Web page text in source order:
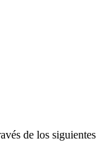
de los siguientes